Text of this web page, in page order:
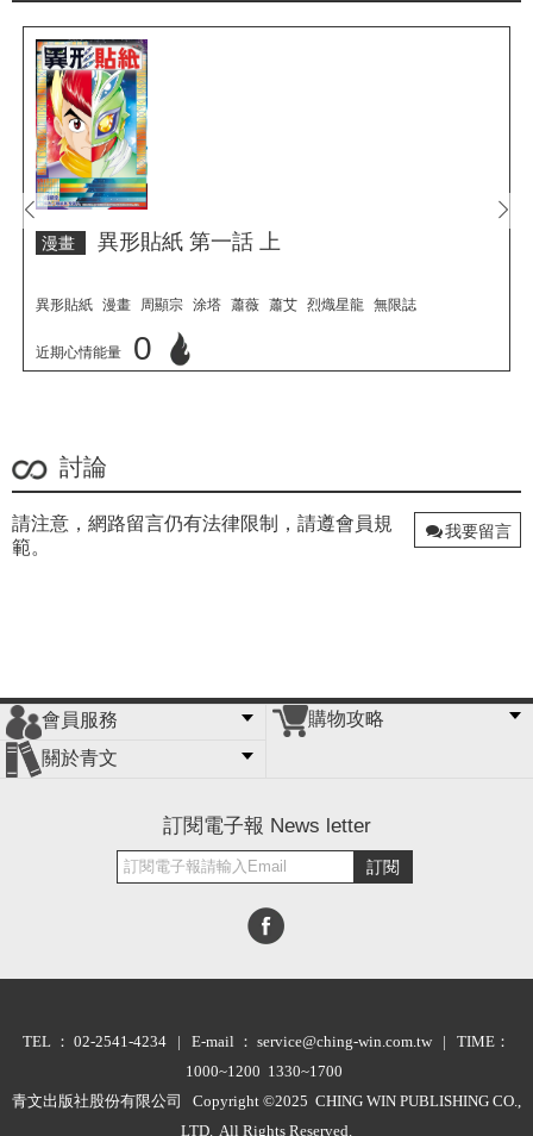
漫畫 異形貼紙 第一話 上
異形貼紙 漫畫 周顯宗 涂塔 蕭薇 蕭艾 烈熾星龍 無限誌
近期心情能量 0
prev next
討論
請注意，網路留言仍有法律限制，請遵會員規
範。
我要留言
會員服務
會員辦法
客服信箱
隱私條款
網站導覽
購物攻略
關於青文
訂閱電子報 News letter
訂閱
TEL ： 02-2541-4234 | E-mail ： service@ching-win.com.tw | TIME：
1000~1200 1330~1700
青文出版社股份有限公司 Copyright ©2025 CHING WIN PUBLISHING CO.,
LTD. All Rights Reserved.